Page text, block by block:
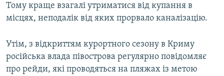
Тому краще взагалі утриматися від купання в
місцях, неподалік від яких прорвало каналізацію.
Утім, з відкриттям курортного сезону в Криму
російська влада півострова регулярно повідомляє
про рейди, які проводяться на пляжах із метою